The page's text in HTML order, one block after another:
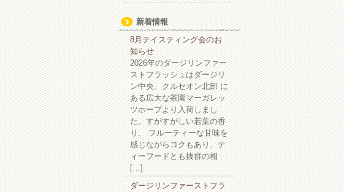
新着情報
8月テイスティング会のお
知らせ
2026年のダージリンファー
ストフラッシュはダージリ
ン中央、クルセオン北部 に
ある広大な茶園マーガレッ
ツホープより入荷しまし
た。すがすがしい若葉の香
り、 フルーティーな甘味を
感じながらコクもあり、テ
ィーフードとも抜群の相
[…]
ダージリンファーストフラ